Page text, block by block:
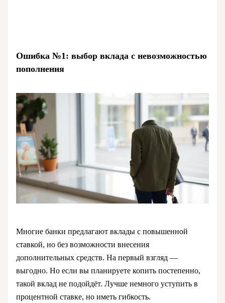
Ошибка №1: выбор вклада с невозможностью
пополнения
Многие банки предлагают вклады с повышенной
ставкой, но без возможности внесения
дополнительных средств. На первый взгляд —
выгодно. Но если вы планируете копить постепенно,
такой вклад не подойдёт. Лучше немного уступить в
процентной ставке, но иметь гибкость.